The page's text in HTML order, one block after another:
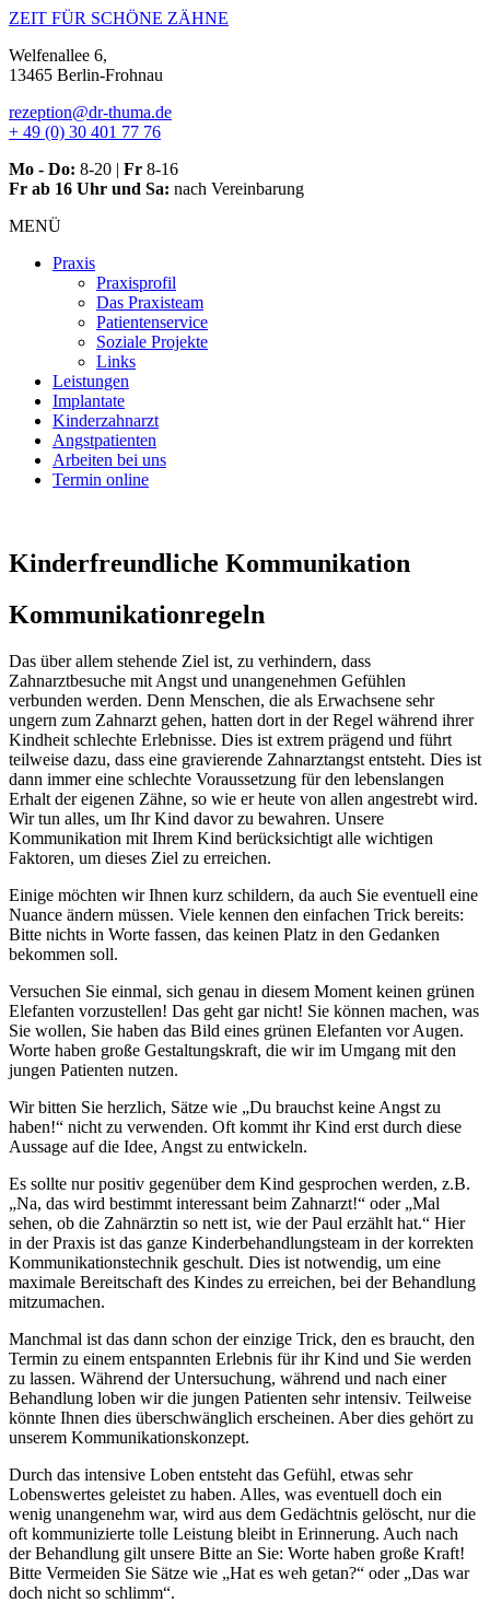
Zum
springen
ZEIT FÜR SCHÖNE ZÄHNE
Welfenallee 6,
13465 Berlin-Frohnau
rezeption@dr-thuma.de
+ 49 (0) 30 401 77 76
Mo - Do: 8-20 | Fr 8-16
Fr ab 16 Uhr und Sa: nach Vereinbarung
MENÜ
Praxis
Praxisprofil
Das Praxisteam
Patientenservice
Soziale Projekte
Links
Leistungen
Implantate
Kinderzahnarzt
Angstpatienten
Arbeiten bei uns
Termin online
Kinderfreundliche Kommunikation
Kommunikationregeln
Das über allem stehende Ziel ist, zu verhindern, dass
Zahnarztbesuche mit Angst und unangenehmen Gefühlen
verbunden werden. Denn Menschen, die als Erwachsene sehr
ungern zum Zahnarzt gehen, hatten dort in der Regel während ihrer
Kindheit schlechte Erlebnisse. Dies ist extrem prägend und führt
teilweise dazu, dass eine gravierende Zahnarztangst entsteht. Dies ist
dann immer eine schlechte Voraussetzung für den lebenslangen
Erhalt der eigenen Zähne, so wie er heute von allen angestrebt wird.
Wir tun alles, um Ihr Kind davor zu bewahren. Unsere
Kommunikation mit Ihrem Kind berücksichtigt alle wichtigen
Faktoren, um dieses Ziel zu erreichen.
Einige möchten wir Ihnen kurz schildern, da auch Sie eventuell eine
Nuance ändern müssen. Viele kennen den einfachen Trick bereits:
Bitte nichts in Worte fassen, das keinen Platz in den Gedanken
bekommen soll.
Versuchen Sie einmal, sich genau in diesem Moment keinen grünen
Elefanten vorzustellen! Das geht gar nicht! Sie können machen, was
Sie wollen, Sie haben das Bild eines grünen Elefanten vor Augen.
Worte haben große Gestaltungskraft, die wir im Umgang mit den
jungen Patienten nutzen.
Wir bitten Sie herzlich, Sätze wie „Du brauchst keine Angst zu
haben!“ nicht zu verwenden. Oft kommt ihr Kind erst durch diese
Aussage auf die Idee, Angst zu entwickeln.
Es sollte nur positiv gegenüber dem Kind gesprochen werden, z.B.
„Na, das wird bestimmt interessant beim Zahnarzt!“ oder „Mal
sehen, ob die Zahnärztin so nett ist, wie der Paul erzählt hat.“ Hier
in der Praxis ist das ganze Kinderbehandlungsteam in der korrekten
Kommunikationstechnik geschult. Dies ist notwendig, um eine
maximale Bereitschaft des Kindes zu erreichen, bei der Behandlung
mitzumachen.
Manchmal ist das dann schon der einzige Trick, den es braucht, den
Termin zu einem entspannten Erlebnis für ihr Kind und Sie werden
zu lassen. Während der Untersuchung, während und nach einer
Behandlung loben wir die jungen Patienten sehr intensiv. Teilweise
könnte Ihnen dies überschwänglich erscheinen. Aber dies gehört zu
unserem Kommunikationskonzept.
Durch das intensive Loben entsteht das Gefühl, etwas sehr
Lobenswertes geleistet zu haben. Alles, was eventuell doch ein
wenig unangenehm war, wird aus dem Gedächtnis gelöscht, nur die
oft kommunizierte tolle Leistung bleibt in Erinnerung. Auch nach
der Behandlung gilt unsere Bitte an Sie: Worte haben große Kraft!
Bitte Vermeiden Sie Sätze wie „Hat es weh getan?“ oder „Das war
doch nicht so schlimm“.